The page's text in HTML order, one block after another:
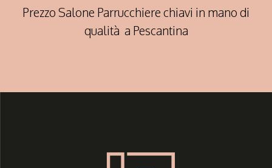
Prezzo Salone Parrucchiere chiavi in mano di
qualità a Pescantina